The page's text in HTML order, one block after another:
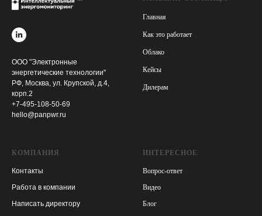
ООО "Электронные
энергетические технологии"
РФ, Москва, ул. Крупской, д.4,
корп.2
+7-495-108-50-69
hello@panpwr.ru
Главная
Как это работает
Облако
Кейсы
Дилерам
КОМПАНИЯ
Контакты
Работа в компании
Написать директору
ИНТЕРЕСНОЕ
Вопрос-ответ
Видео
Блог